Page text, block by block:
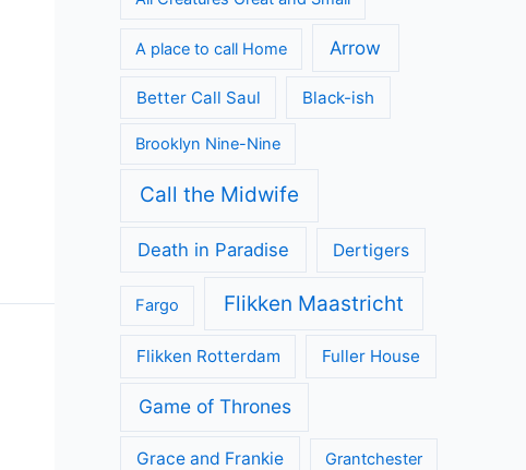
A place to call Home Arrow
Better Call Saul Black-ish
Brooklyn Nine-Nine
Call the Midwife
Death in Paradise Dertigers
Fargo Flikken Maastricht
Flikken Rotterdam Fuller House
Game of Thrones
Grace and Frankie Grantchester